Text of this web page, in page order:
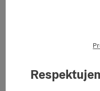
jsem